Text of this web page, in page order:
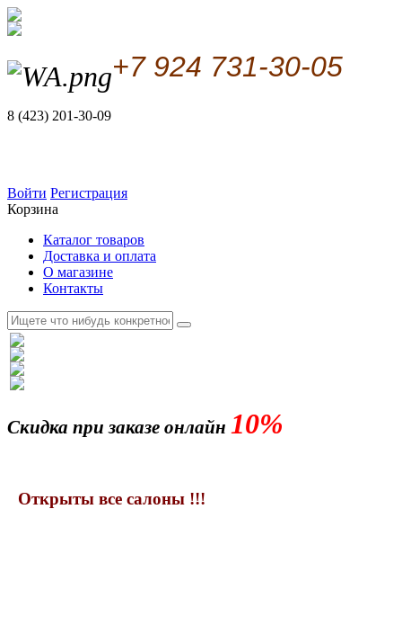
+7 924 731-30-05
8 (423) 201-30-09
Войти Регистрация
Корзина
Каталог товаров
Доставка и оплата
О магазине
Контакты
Скидка при заказе онлайн 10%
Открыты все салоны !!!